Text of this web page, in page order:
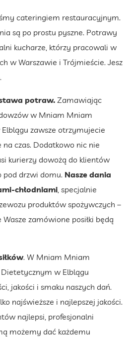
cateringiem restauracyjnym.
są po prostu pyszne. Potrawy
kucharze, którzy pracowali w
w Warszawie i Trójmieście. Jesz
potraw. Zamawiając
w Mniam Mniam
zawsze otrzymujecie
czas. Dodatkowo nic nie
kurierzy dowożą do klientów
pod drzwi domu. Nasze dania
chłodniami , specjalnie
produktów spożywczych –
zamówione posiłki będą
. W Mniam Mniam
w Elblągu
jakości i smaku naszych dań.
najświeższe i najlepszej jakości.
najlepsi, profesjonalni
możemy dać każdemu